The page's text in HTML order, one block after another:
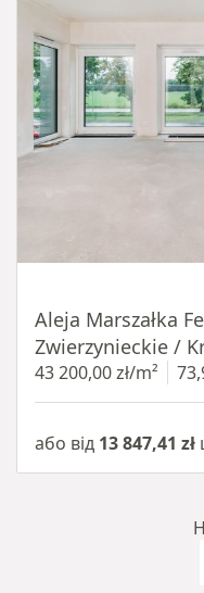
Aleja Marszałka
Zwierzynieckie /
43 200,00 zł/m²
або від 13 847,41 zł